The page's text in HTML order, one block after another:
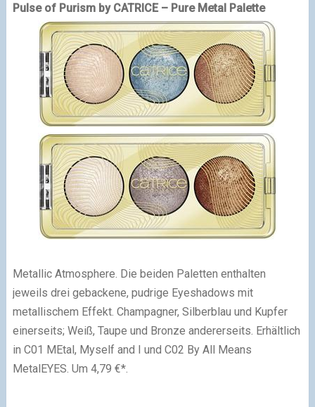
Pulse of Purism by CATRICE – Pure Metal Palette
Metallic Atmosphere. Die beiden Paletten enthalten
jeweils drei gebackene, pudrige Eyeshadows mit
metallischem Effekt. Champagner, Silberblau und Kupfer
einerseits; Weiß, Taupe und Bronze andererseits. Erhältlich
in C01 MEtal, Myself and I und C02 By All Means
MetalEYES. Um 4,79 €*.